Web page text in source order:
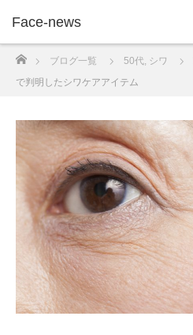
Face-news
ブログ一覧 50代, シワ
で判明したシワケアアイテム